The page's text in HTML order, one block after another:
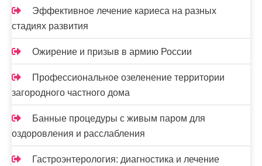
Эффективное лечение кариеса на разных
стадиях развития
Ожирение и призыв в армию России
Профессиональное озеленение территории
загородного частного дома
Банные процедуры с живым паром для
оздоровления и расслабления
Гастроэнтерология: диагностика и лечение